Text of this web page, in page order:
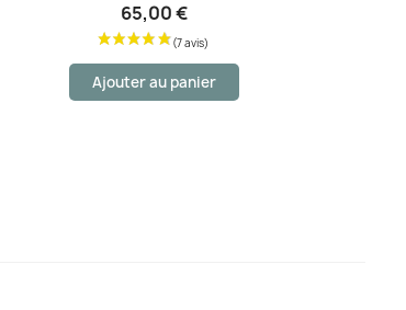
65,00 €
Ajouter au panier